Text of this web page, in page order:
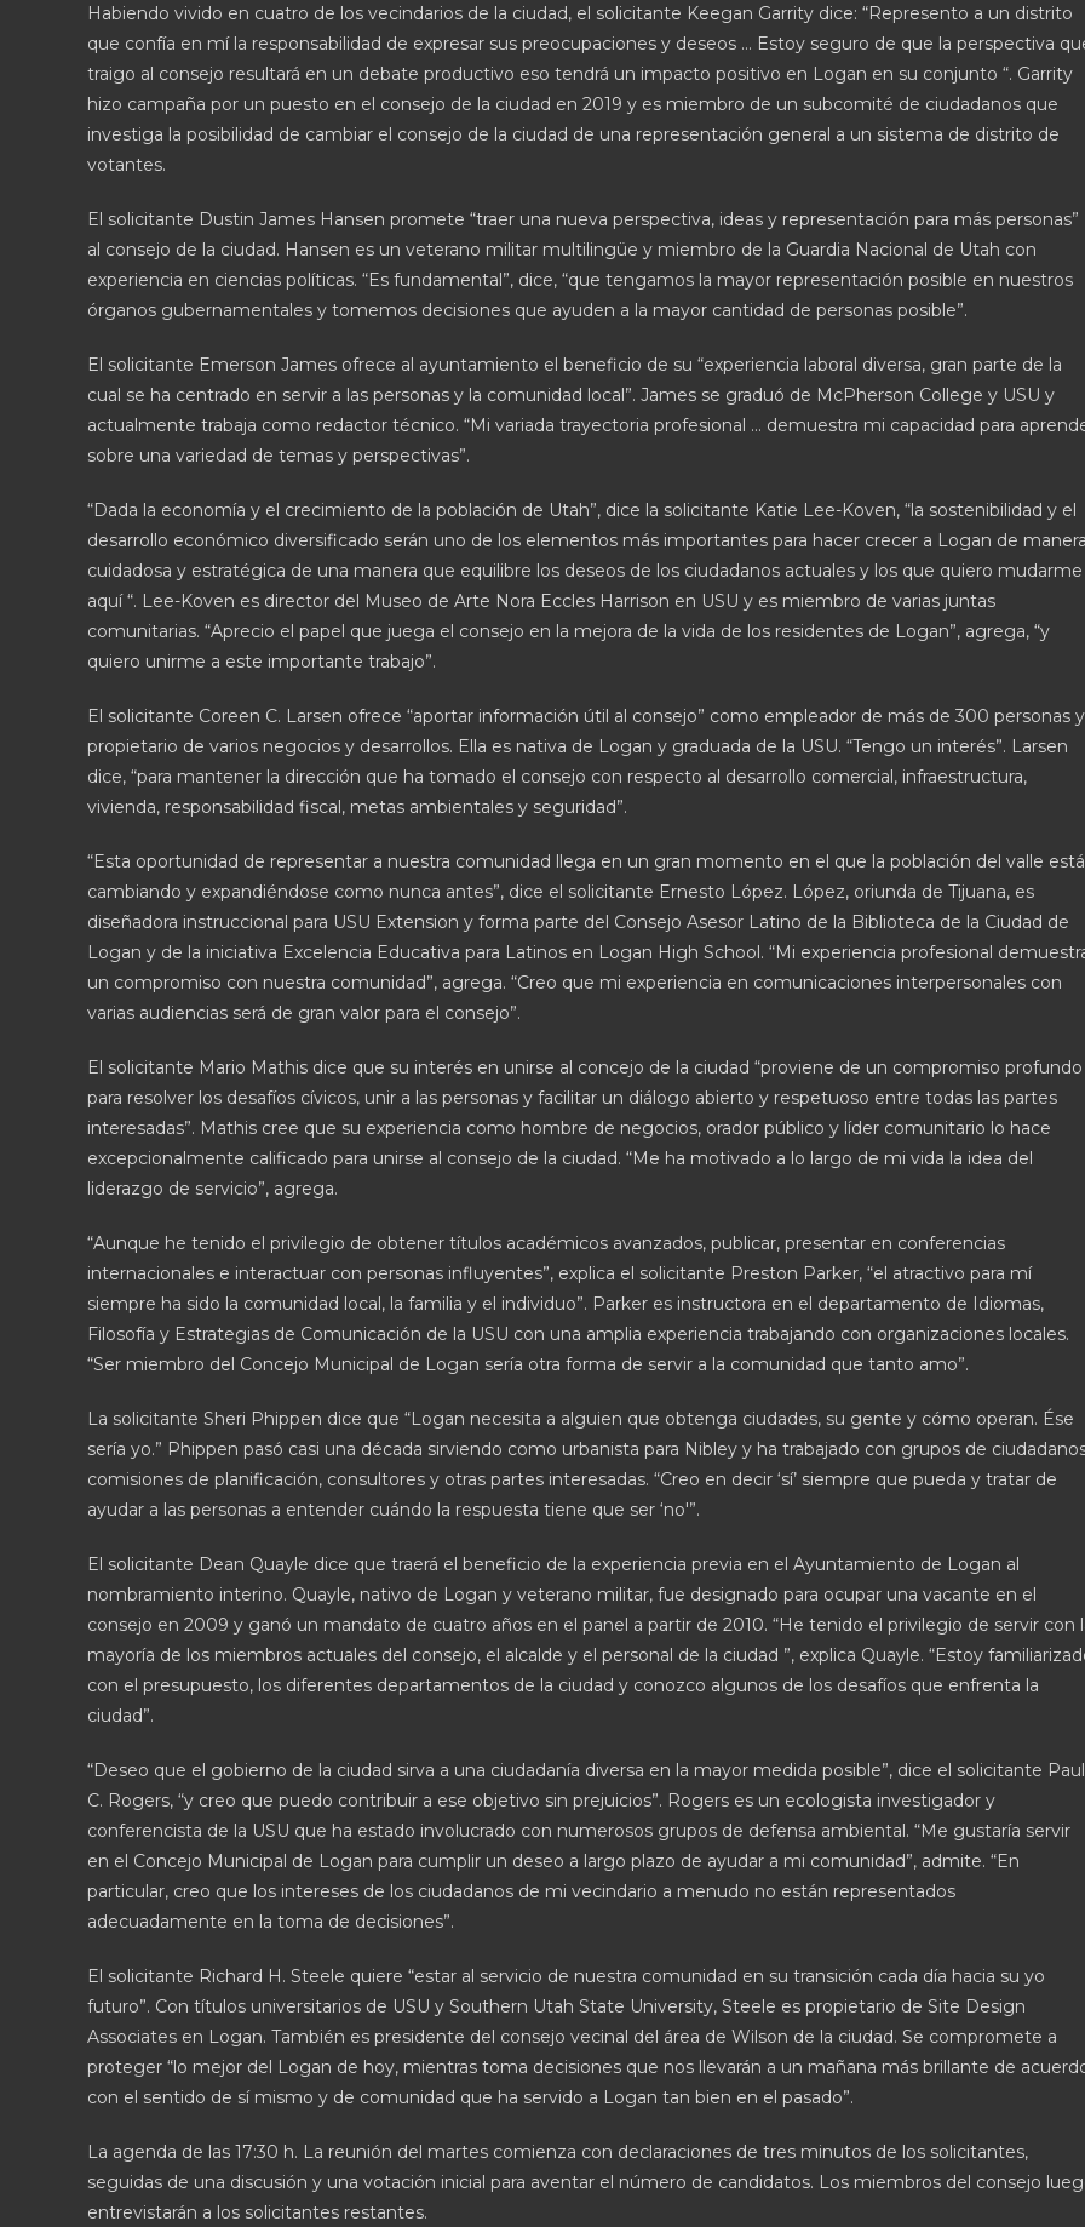
Habiendo vivido en cuatro de los vecindarios de la ciudad, el solicitante Keegan Garrity dice: “Represento a un distrito
que confía en mí la responsabilidad de expresar sus preocupaciones y deseos … Estoy seguro de que la perspectiva
traigo al consejo resultará en un debate productivo eso tendrá un impacto positivo en Logan en su conjunto “. Garrity
hizo campaña por un puesto en el consejo de la ciudad en 2019 y es miembro de un subcomité de ciudadanos que
investiga la posibilidad de cambiar el consejo de la ciudad de una representación general a un sistema de distrito de
votantes.
El solicitante Dustin James Hansen promete “traer una nueva perspectiva, ideas y representación para más personas”
al consejo de la ciudad. Hansen es un veterano militar multilingüe y miembro de la Guardia Nacional de Utah con
experiencia en ciencias políticas. “Es fundamental”, dice, “que tengamos la mayor representación posible en nuestros
órganos gubernamentales y tomemos decisiones que ayuden a la mayor cantidad de personas posible”.
El solicitante Emerson James ofrece al ayuntamiento el beneficio de su “experiencia laboral diversa, gran parte de la
cual se ha centrado en servir a las personas y la comunidad local”. James se graduó de McPherson College y USU y
actualmente trabaja como redactor técnico. “Mi variada trayectoria profesional … demuestra mi capacidad para
sobre una variedad de temas y perspectivas”.
“Dada la economía y el crecimiento de la población de Utah”, dice la solicitante Katie Lee-Koven, “la sostenibilidad y el
desarrollo económico diversificado serán uno de los elementos más importantes para hacer crecer a Logan de
cuidadosa y estratégica de una manera que equilibre los deseos de los ciudadanos actuales y los que quiero mudarme
aquí “. Lee-Koven es director del Museo de Arte Nora Eccles Harrison en USU y es miembro de varias juntas
comunitarias. “Aprecio el papel que juega el consejo en la mejora de la vida de los residentes de Logan”, agrega, “y
quiero unirme a este importante trabajo”.
El solicitante Coreen C. Larsen ofrece “aportar información útil al consejo” como empleador de más de 300 personas y
propietario de varios negocios y desarrollos. Ella es nativa de Logan y graduada de la USU. “Tengo un interés”. Larsen
dice, “para mantener la dirección que ha tomado el consejo con respecto al desarrollo comercial, infraestructura,
vivienda, responsabilidad fiscal, metas ambientales y seguridad”.
“Esta oportunidad de representar a nuestra comunidad llega en un gran momento en el que la población del valle está
cambiando y expandiéndose como nunca antes”, dice el solicitante Ernesto López. López, oriunda de Tijuana, es
diseñadora instruccional para USU Extension y forma parte del Consejo Asesor Latino de la Biblioteca de la Ciudad de
Logan y de la iniciativa Excelencia Educativa para Latinos en Logan High School. “Mi experiencia profesional
un compromiso con nuestra comunidad”, agrega. “Creo que mi experiencia en comunicaciones interpersonales con
varias audiencias será de gran valor para el consejo”.
El solicitante Mario Mathis dice que su interés en unirse al concejo de la ciudad “proviene de un compromiso profundo
para resolver los desafíos cívicos, unir a las personas y facilitar un diálogo abierto y respetuoso entre todas las partes
interesadas”. Mathis cree que su experiencia como hombre de negocios, orador público y líder comunitario lo hace
excepcionalmente calificado para unirse al consejo de la ciudad. “Me ha motivado a lo largo de mi vida la idea del
liderazgo de servicio”, agrega.
“Aunque he tenido el privilegio de obtener títulos académicos avanzados, publicar, presentar en conferencias
internacionales e interactuar con personas influyentes”, explica el solicitante Preston Parker, “el atractivo para mí
siempre ha sido la comunidad local, la familia y el individuo”. Parker es instructora en el departamento de Idiomas,
Filosofía y Estrategias de Comunicación de la USU con una amplia experiencia trabajando con organizaciones locales.
“Ser miembro del Concejo Municipal de Logan sería otra forma de servir a la comunidad que tanto amo”.
La solicitante Sheri Phippen dice que “Logan necesita a alguien que obtenga ciudades, su gente y cómo operan. Ése
sería yo.” Phippen pasó casi una década sirviendo como urbanista para Nibley y ha trabajado con grupos de
comisiones de planificación, consultores y otras partes interesadas. “Creo en decir ‘sí’ siempre que pueda y tratar de
ayudar a las personas a entender cuándo la respuesta tiene que ser ‘no'”.
El solicitante Dean Quayle dice que traerá el beneficio de la experiencia previa en el Ayuntamiento de Logan al
nombramiento interino. Quayle, nativo de Logan y veterano militar, fue designado para ocupar una vacante en el
consejo en 2009 y ganó un mandato de cuatro años en el panel a partir de 2010. “He tenido el privilegio de servir con
mayoría de los miembros actuales del consejo, el alcalde y el personal de la ciudad ”, explica Quayle. “Estoy
con el presupuesto, los diferentes departamentos de la ciudad y conozco algunos de los desafíos que enfrenta la
ciudad”.
“Deseo que el gobierno de la ciudad sirva a una ciudadanía diversa en la mayor medida posible”, dice el solicitante Paul
C. Rogers, “y creo que puedo contribuir a ese objetivo sin prejuicios”. Rogers es un ecologista investigador y
conferencista de la USU que ha estado involucrado con numerosos grupos de defensa ambiental. “Me gustaría servir
en el Concejo Municipal de Logan para cumplir un deseo a largo plazo de ayudar a mi comunidad”, admite. “En
particular, creo que los intereses de los ciudadanos de mi vecindario a menudo no están representados
adecuadamente en la toma de decisiones”.
El solicitante Richard H. Steele quiere “estar al servicio de nuestra comunidad en su transición cada día hacia su yo
futuro”. Con títulos universitarios de USU y Southern Utah State University, Steele es propietario de Site Design
Associates en Logan. También es presidente del consejo vecinal del área de Wilson de la ciudad. Se compromete a
proteger “lo mejor del Logan de hoy, mientras toma decisiones que nos llevarán a un mañana más brillante de
con el sentido de sí mismo y de comunidad que ha servido a Logan tan bien en el pasado”.
La agenda de las 17:30 h. La reunión del martes comienza con declaraciones de tres minutos de los solicitantes,
seguidas de una discusión y una votación inicial para aventar el número de candidatos. Los miembros del consejo
entrevistarán a los solicitantes restantes.